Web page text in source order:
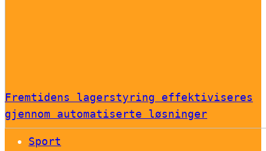
Fremtidens lagerstyring effektiviseres
gjennom automatiserte løsninger
Sport